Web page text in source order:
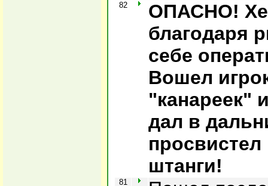
82
ОПАСНО!
благодаря
себе
Вошел
"канареек"
дал в
штанги!
81